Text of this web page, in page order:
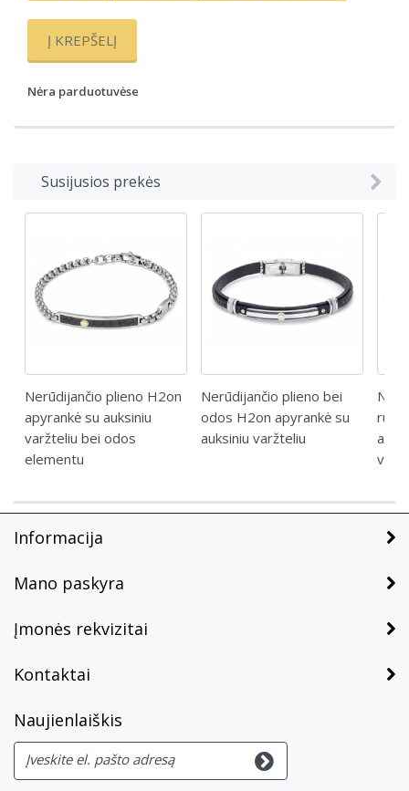
Į KREPŠELĮ
Nėra parduotuvėse
Susijusios prekės
Nerūdijančio plieno H2on
apyrankė su auksiniu
varžteliu bei odos
elementu
Nerūdijančio plieno bei
odos H2on apyrankė su
auksiniu varžteliu
Informacija
Mano paskyra
Įmonės rekvizitai
Kontaktai
Naujienlaiškis